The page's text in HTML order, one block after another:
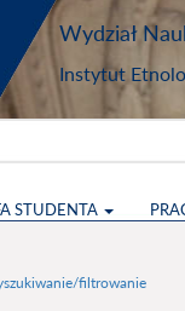
Wydział
Instytut
STUDENTA
filtrowanie